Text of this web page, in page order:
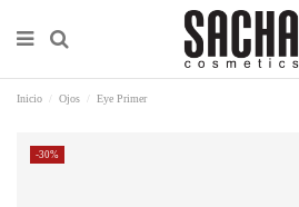
Inicio Ojos Eye Primer
-30%